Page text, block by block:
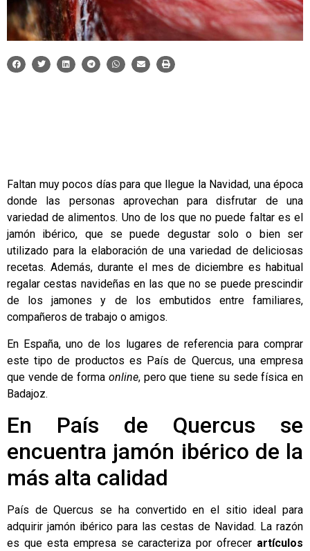
Faltan muy pocos días para que llegue la Navidad, una época
donde las personas aprovechan para disfrutar de una
variedad de alimentos. Uno de los que no puede faltar es el
jamón ibérico, que se puede degustar solo o bien ser
utilizado para la elaboración de una variedad de deliciosas
recetas. Además, durante el mes de diciembre es habitual
regalar cestas navideñas en las que no se puede prescindir
de los jamones y de los embutidos entre familiares,
compañeros de trabajo o amigos.
En España, uno de los lugares de referencia para comprar
este tipo de productos es País de Quercus, una empresa
que vende de forma online, pero que tiene su sede física en
Badajoz.
En País de Quercus se
encuentra jamón ibérico de la
más alta calidad
País de Quercus se ha convertido en el sitio ideal para
adquirir jamón ibérico para las cestas de Navidad. La razón
es que esta empresa se caracteriza por ofrecer artículos